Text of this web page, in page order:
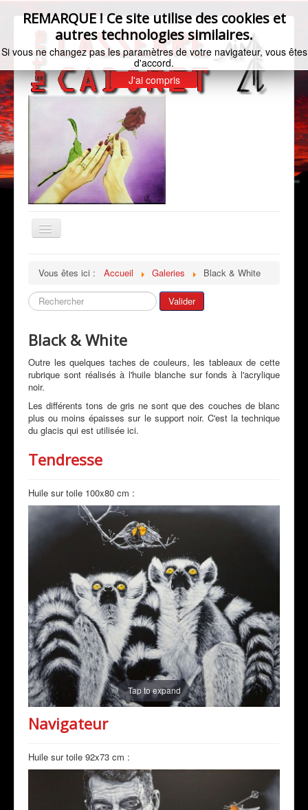
Basculer
la
Galeries
Mon Actualité
Expositions
Revue de Presse
Peintres & Amis
Livre d'Or
Vous êtes ici : Accueil Galeries Black & White
REMARQUE ! Ce site utilise des cookies et
autres technologies similaires.
Si vous ne changez pas les paramètres de votre navigateur, vous êtes
d'accord.
J'ai compris
Rechercher Valider
Black & White
Outre les quelques taches de couleurs, les tableaux de cette
rubrique sont réalisés à l'huile blanche sur fonds à l'acrylique
noir.
Les différents tons de gris ne sont que des couches de blanc
plus ou moins épaisses sur le support noir. C'est la technique
du glacis qui est utilisée ici.
Tendresse
Huile sur toile 100x80 cm :
Tap to expand
Navigateur
Huile sur toile 92x73 cm :